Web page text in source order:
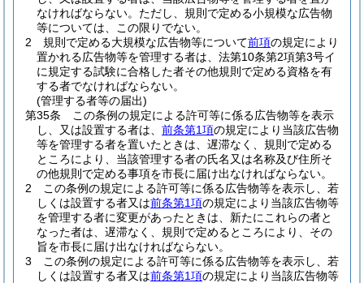
なければならない。 ただし、規則で定める小規模な広告物
等については、この限りでない。
2
規則で定める大規模な広告物等について前項の規定により
置かれる広告物等を管理する者は、法第10条第2項第3号イ
に規定する試験に合格した者その他規則で定める資格を有
する者でなければならない。
(管理する者等の届出)
第35条
この条例の規定による許可等に係る広告物等を表示
し、又は設置する者は、 前条第1項の規定により当該広告物
等を管理する者を置いたときは、遅滞なく、規則で定める
ところにより、当該管理する者の氏名又は名称及び住所そ
の他規則で定める事項を市長に届け出なければならない。
2
この条例の規定による許可等に係る広告物等を表示し、若
しくは設置する者又は前条第1項の規定により当該広告物等
を管理する者に変更があったときは、新たにこれらの者と
なった者は、遅滞なく、規則で定めるところにより、その
旨を市長に届け出なければならない。
3
この条例の規定による許可等に係る広告物等を表示し、若
しくは設置する者又は前条第1項の規定により当該広告物等